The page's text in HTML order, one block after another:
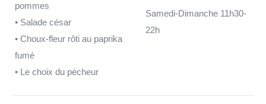
pommes
• Salade césar
• Choux-fleur rôti au paprika
fumé
• Le choix du pécheur
Samedi-Dimanche 11h30-
22h